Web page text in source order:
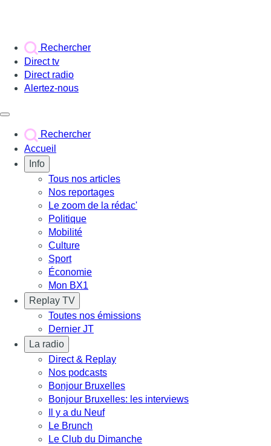
Rechercher
Direct tv
Direct radio
Alertez-nous
Rechercher
Accueil
Info
Tous nos articles
Nos reportages
Le zoom de la rédac'
Politique
Mobilité
Culture
Sport
Économie
Mon BX1
Replay TV
Toutes nos émissions
Dernier JT
La radio
Direct & Replay
Nos podcasts
Bonjour Bruxelles
Bonjour Bruxelles: les interviews
Il y a du Neuf
Le Brunch
Le Club du Dimanche